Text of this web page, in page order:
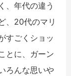
、年代の違う
、20代のマリ
すごくショッ
とに、ガーン
ろんな思いや